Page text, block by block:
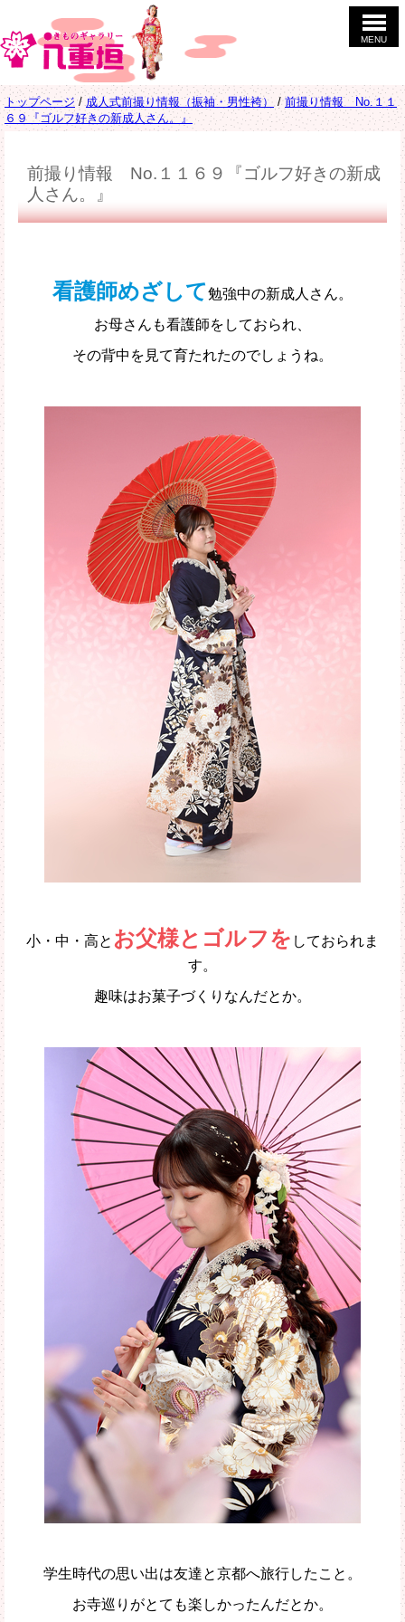
MENU
現
在
置：
トップページ / 成人式前撮り情報（振袖・男性袴） / 前撮り情報 No.１１
６９『ゴルフ好きの新成人さん。』
前撮り情報 No.１１６９『ゴルフ好きの新成
人さん。』
看護師めざして勉強中の新成人さん。
お母さんも看護師をしておられ、
その背中を見て育たれたのでしょうね。
小・中・高と お父様とゴルフを しておられま
す。
趣味はお菓子づくりなんだとか。
学生時代の思い出は友達と京都へ旅行したこと。
お寺巡りがとても楽しかったんだとか。